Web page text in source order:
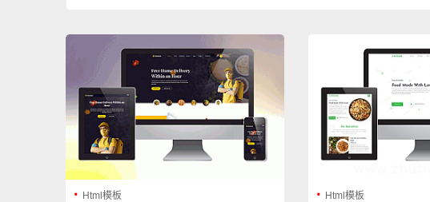
Html模板 Html模板